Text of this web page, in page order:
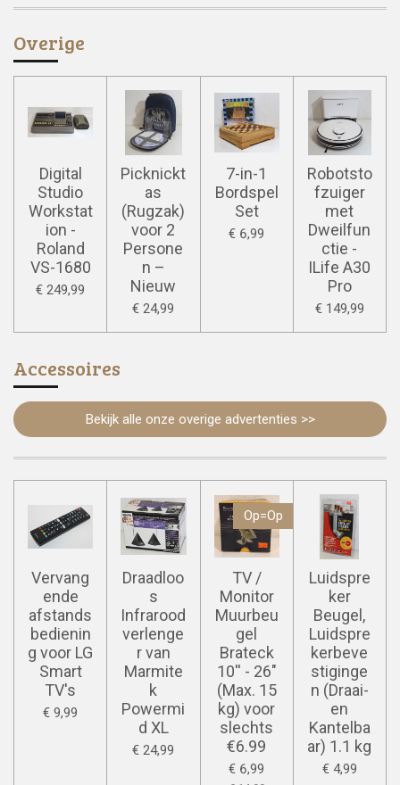
Overige
Digital
Studio
Workstat
ion -
Roland
VS-1680
€ 249,99
Picknickt
as
(Rugzak)
voor 2
Persone
n –
Nieuw
€ 24,99
7-in-1
Bordspel
Set
€ 6,99
Robotsto
fzuiger
met
Dweilfun
ctie -
ILife A30
Pro
€ 149,99
Accessoires
Bekijk alle onze overige advertenties >>
Vervang
ende
afstands
bedienin
g voor LG
Smart
TV's
€ 9,99
Draadloo
s
Infrarood
verlenge
r van
Marmite
k
Powermi
d XL
€ 24,99
Op=Op
TV /
Monitor
Muurbeu
gel
Brateck
10'' - 26"
(Max. 15
kg) voor
slechts
€6.99
€ 6,99
Luidspre
ker
Beugel,
Luidspre
kerbeve
stiginge
n (Draai-
en
Kantelba
ar) 1.1 kg
€ 4,99